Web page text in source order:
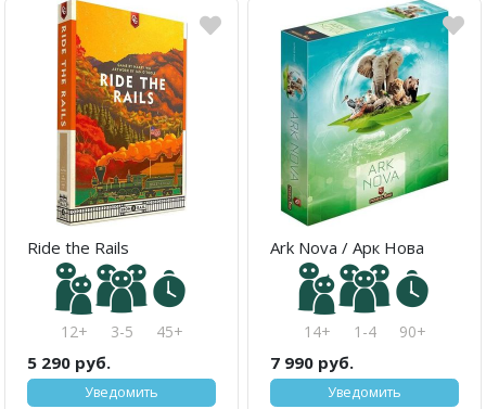
Ride the Rails
12+ 3-5 45+
5 290 руб.
Уведомить
Ark Nova / Арк Нова
14+ 1-4 90+
7 990 руб.
Уведомить